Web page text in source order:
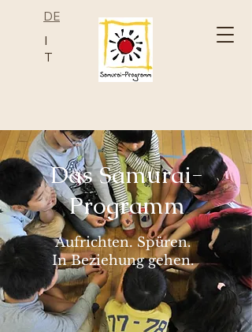
DE
I
T
Das Samurai-
Programm
Aufrichten. Spüren.
In Beziehung gehen.